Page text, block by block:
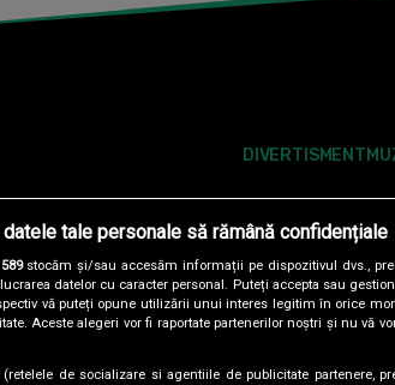
DIVERTISMENT
POLITICA DE COOKIESPOLITICA DE
datele tale personale să rămână confidențiale
589stocăm și/sau accesăm informații pe dispozitivul dvs.,
datelor cu caracter personal. Puteți accepta sau
vă puteți opune utilizării unui interes legitim în orice
Aceste alegeri vor fi raportate partenerilor noștri și nu vă
de socializare si agentiile de publicitate partenere,